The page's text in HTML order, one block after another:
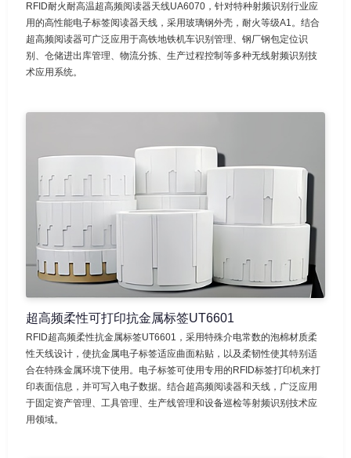
RFID耐火耐高温超高频阅读器天线UA6070，针对特种射频识别行业应
用的高性能电子标签阅读器天线，采用玻璃钢外壳，耐火等级A1。结合
超高频阅读器可广泛应用于高铁地铁机车识别管理、钢厂钢包定位识
别、仓储进出库管理、物流分拣、生产过程控制等多种无线射频识别技
术应用系统。
超高频柔性可打印抗金属标签UT6601
RFID超高频柔性抗金属标签UT6601，采用特殊介电常数的泡棉材质柔
性天线设计，使抗金属电子标签适应曲面粘贴，以及柔韧性使其特别适
合在特殊金属环境下使用。电子标签可使用专用的RFID标签打印机来打
印表面信息，并可写入电子数据。结合超高频阅读器和天线，广泛应用
于固定资产管理、工具管理、生产线管理和设备巡检等射频识别技术应
用领域。